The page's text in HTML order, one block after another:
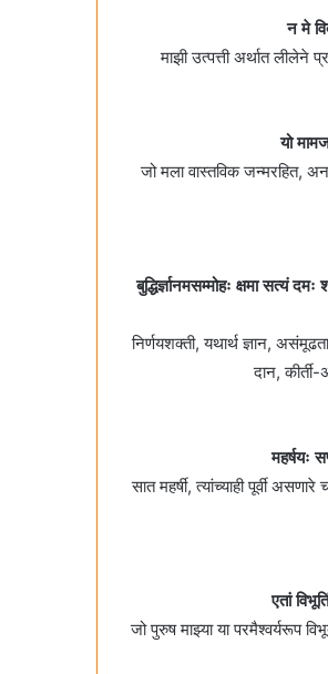
न मे
माझी उत्पत्ती अर्थात लीलेने
यो
जो मला वास्तविक जन्मरहित,
बुद्धिर्ज्ञानमसम्मोहः क्षमा
निर्णयशक्ती, यथार्थ ज्ञान,
दान,
महर्षयः
सात महर्षी, त्यांच्याही पूर्वी
एतां
जो पुरुष माझ्या या परमैश्वर्यरूप